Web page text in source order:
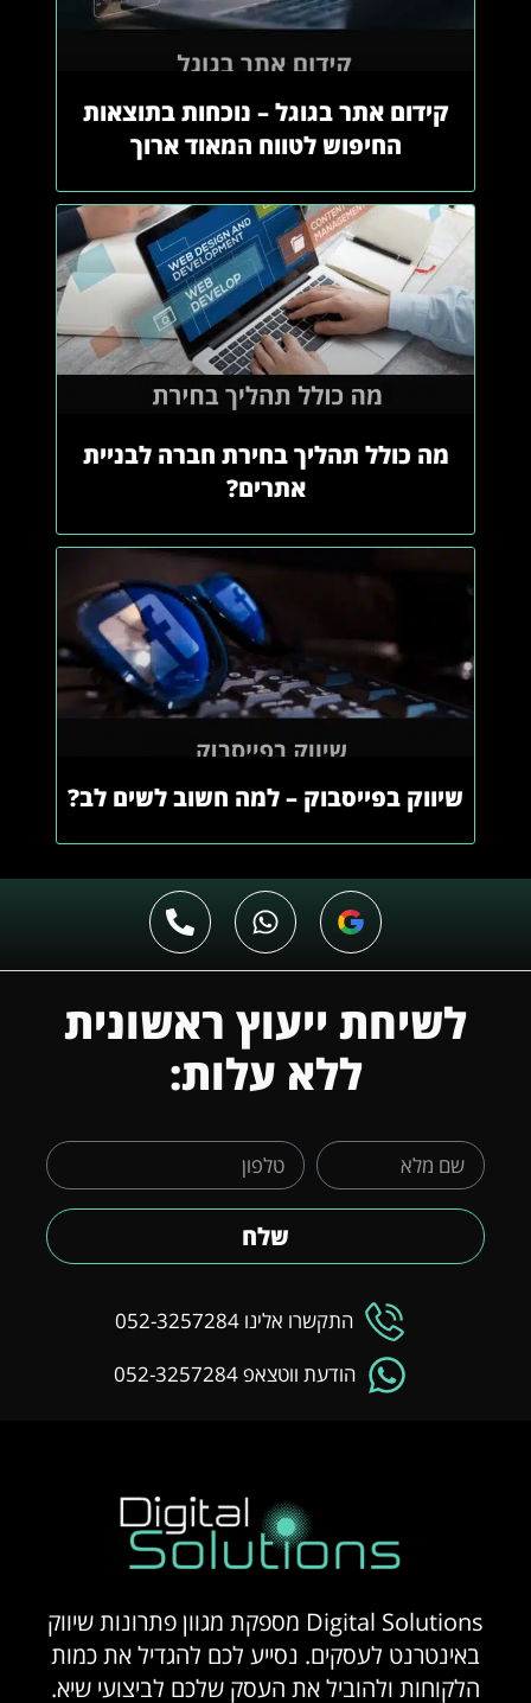
קידום אתר בגוגל – נוכחות בתוצאות
החיפוש לטווח המאוד ארוך
מה כולל תהליך בחירת חברה לבניית
אתרים?
שיווק בפייסבוק – למה חשוב לשים לב?
לשיחת ייעוץ ראשונית
ללא עלות:
שלח
התקשרו אלינו 052-3257284
הודעת ווטצאפ 052-3257284
Digital Solutions מספקת מגוון פתרונות שיווק
באינטרנט לעסקים. נסייע לכם להגדיל את כמות
הלקוחות ולהוביל את העסק שלכם לביצועי שיא.